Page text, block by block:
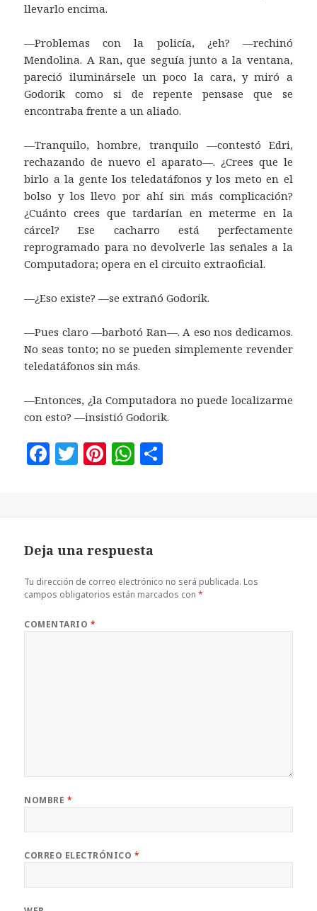
llevarlo encima.
—Problemas con la policía, ¿eh? —rechinó
Mendolina. A Ran, que seguía junto a la ventana,
pareció iluminársele un poco la cara, y miró a
Godorik como si de repente pensase que se
encontraba frente a un aliado.
—Tranquilo, hombre, tranquilo —contestó Edri,
rechazando de nuevo el aparato—. ¿Crees que le
birlo a la gente los teledatáfonos y los meto en el
bolso y los llevo por ahí sin más complicación?
¿Cuánto crees que tardarían en meterme en la
cárcel? Ese cacharro está perfectamente
reprogramado para no devolverle las señales a la
Computadora; opera en el circuito extraoficial.
—¿Eso existe? —se extrañó Godorik.
—Pues claro —barbotó Ran—. A eso nos dedicamos.
No seas tonto; no se pueden simplemente revender
teledatáfonos sin más.
—Entonces, ¿la Computadora no puede localizarme
con esto? —insistió Godorik.
F
b
o
T
r
Pi
es
t
W
A
p ir
Deja una respuesta
Tu dirección de correo electrónico no será publicada. Los
campos obligatorios están marcados con*
COMENTARIO *
NOMBRE *
CORREO ELECTRÓNICO *